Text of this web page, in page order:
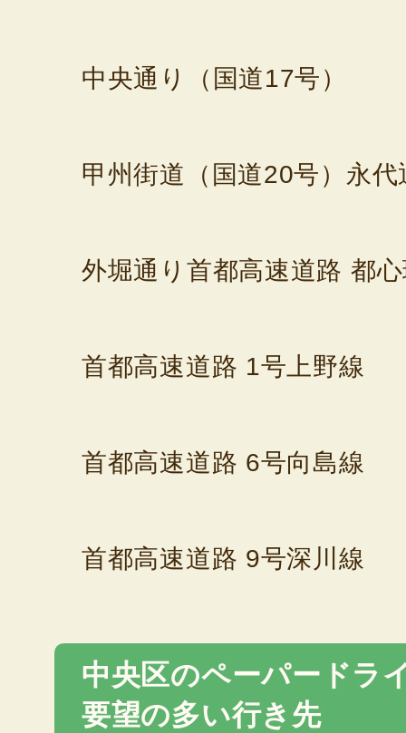
中央通り（国道17号）
甲州街道（国道20号） 永代
外堀通り 首都高速道路 都
首都高速道路 1号上野線
首都高速道路 6号向島線
首都高速道路 9号深川線
中央区のペーパードラ
要望の多い行き先